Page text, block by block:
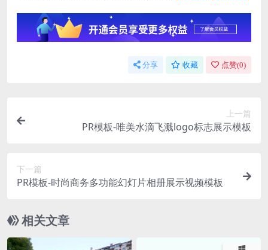
分享 收藏 点赞(0)
上一篇
PR模板-唯美水滴飞溅logo标志展示模板
下一篇
PR模板-时尚商务多功能幻灯片相册展示视频模板
相关文章